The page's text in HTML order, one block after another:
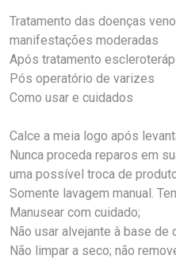
Tratamento das doenças
manifestações moderadas
Após tratamento
Pós operatório de varizes
Como usar e cuidados
Calce a meia logo após
Nunca proceda reparos em
uma possível troca de
Somente lavagem manual.
Manusear com cuidado;
Não usar alvejante à base de
Não limpar a seco; não